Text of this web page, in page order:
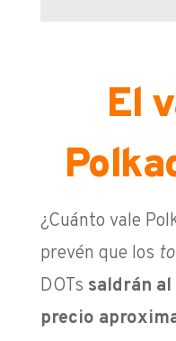
El
¿Cuánto vale
prevén que los
DOTs saldrán
precio